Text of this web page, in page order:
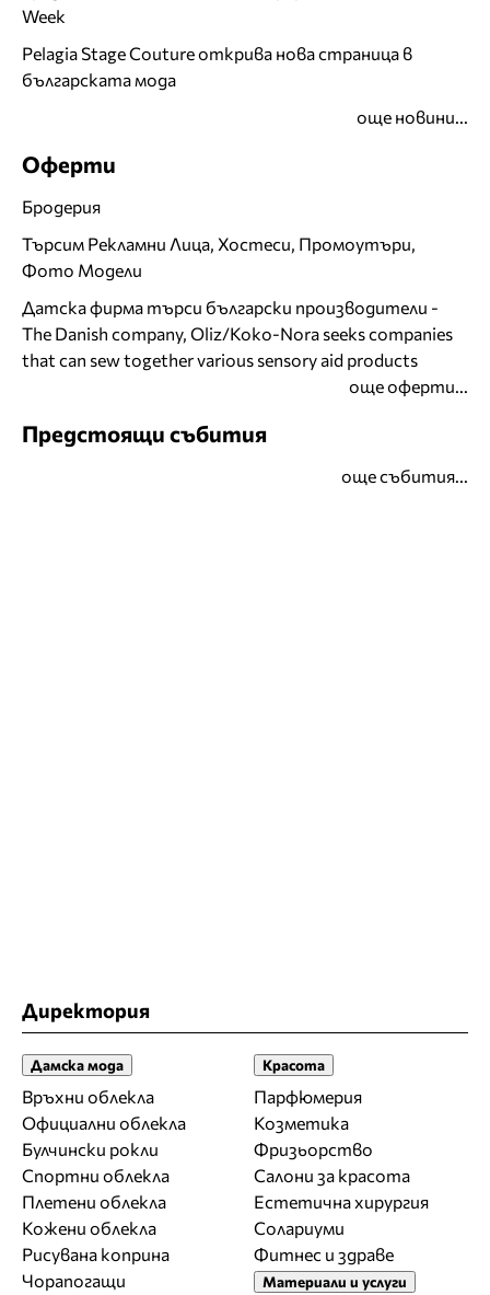
Week
Pelagia Stage Couture открива нова страница в
българската мода
още новини...
Оферти
Бродерия
Търсим Рекламни Лица, Хостеси, Промоутъри,
Фото Модели
Датска фирма търси български производители -
The Danish company, Oliz/Koko-Nora seeks companies
that can sew together various sensory aid products
още оферти...
Предстоящи събития
още събития...
Директория
Дамска мода
Връхни облекла
Официални облекла
Булчински рокли
Спортни облекла
Плетени облекла
Кожени облекла
Рисувана коприна
Чорапогащи
Красота
Парфюмерия
Козметика
Фризьорство
Салони за красота
Естетична хирургия
Солариуми
Фитнес и здраве
Материали и услуги